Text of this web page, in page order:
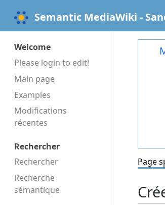
Semantic MediaWiki -
Welcome
Please login to edit!
Main page
Examples
Modifications
récentes
Rechercher
Rechercher
Recherche
sémantique
Page